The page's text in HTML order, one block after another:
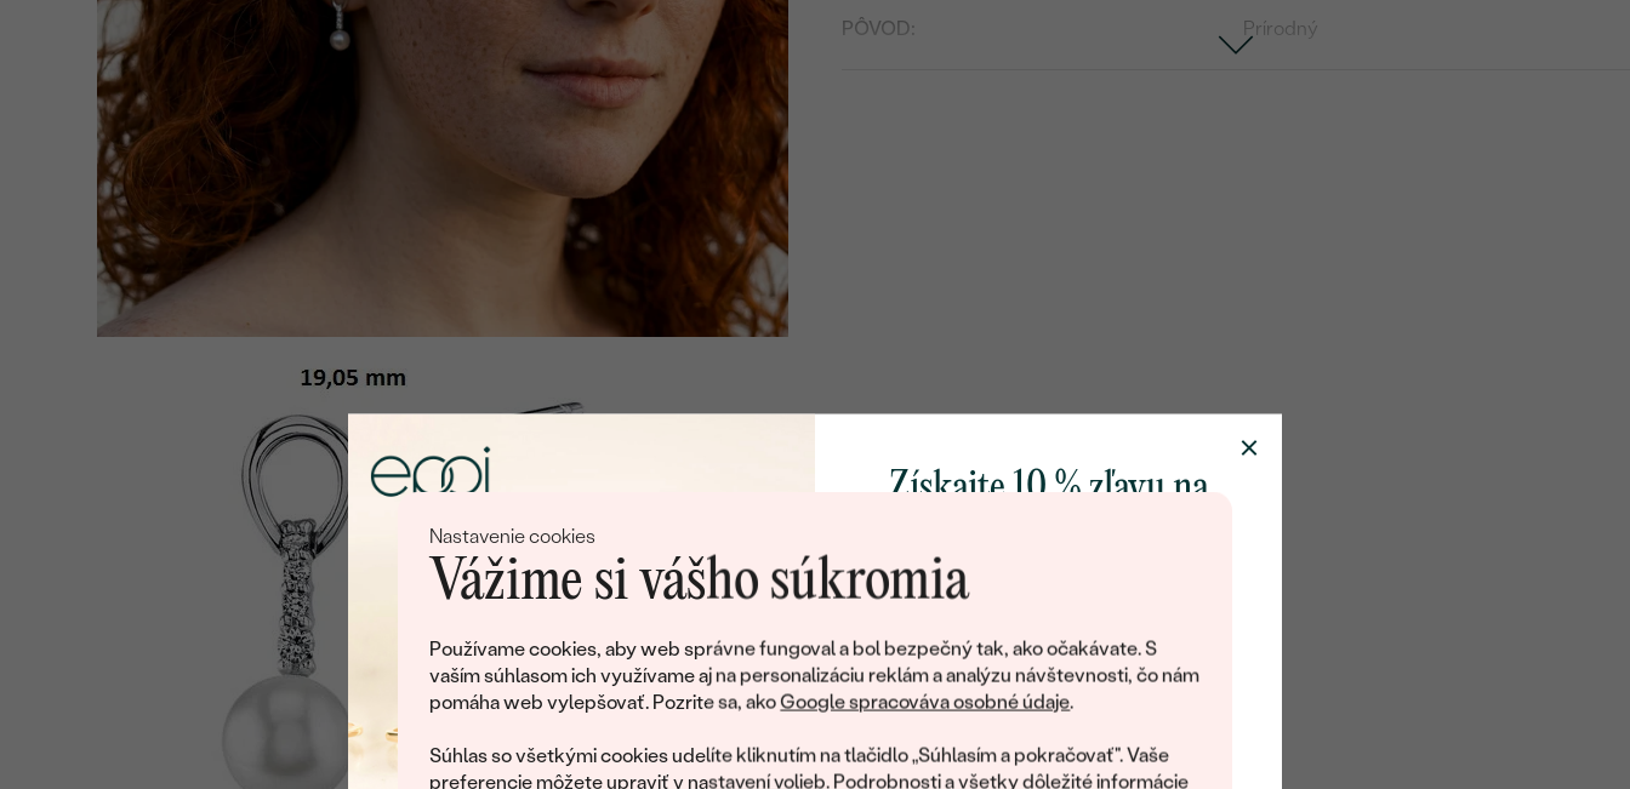
Nastavenie cookies
Vážime si vášho súkromia
Používame cookies, aby web správne fungoval a bol bezpečný tak, ako očakávate. S
vaším súhlasom ich využívame aj na personalizáciu reklám a analýzu návštevnosti, čo nám
pomáha web vylepšovať. Pozrite sa, akoGoogle spracováva osobné údaje.
Súhlas so všetkými cookies udelíte kliknutím na tlačidlo „Súhlasím a pokračovať". Vaše
preferencie môžete upraviť v nastavení volieb. Podrobnosti a všetky dôležité informácie
PÔVOD:
Prírodný
Získajte 10 % zľavu na
poctivo vyrábaných šperkov Eppi.
Ako darček na privítanie vám
obratom pošleme zľavový kód na